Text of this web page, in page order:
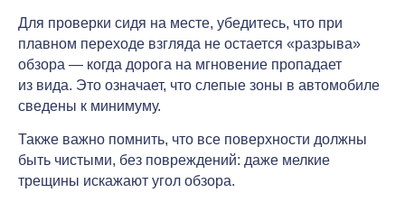
Для проверки сидя на месте, убедитесь, что при
плавном переходе взгляда не остается «разрыва»
обзора — когда дорога на мгновение пропадает
из вида. Это означает, что слепые зоны в автомобиле
сведены к минимуму.
Также важно помнить, что все поверхности должны
быть чистыми, без повреждений: даже мелкие
трещины искажают угол обзора.